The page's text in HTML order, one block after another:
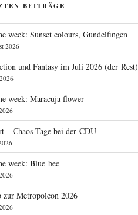
BEITRÄGE
week: Sunset colours, Gundelfingen
2026
und Fantasy im Juli 2026 (der Rest)
week: Maracuja flower
– Chaos-Tage bei der CDU
week: Blue bee
zur Metropolcon 2026